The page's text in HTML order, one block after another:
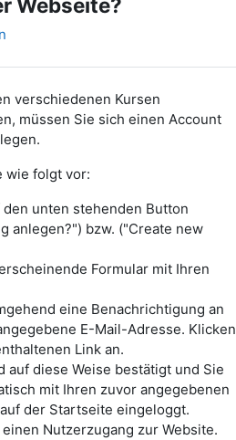
Webseite?
verschiedenen Kursen
müssen Sie sich einen Account
wie folgt vor:
den unten stehenden Button
anlegen?") bzw. ("Create new
Formular mit Ihren
eine Benachrichtigung an
E-Mail-Adresse. Klicken
Link an.
auf diese Weise bestätigt und Sie
mit Ihren zuvor angegebenen
der Startseite eingeloggt.
Nutzerzugang zur Website.